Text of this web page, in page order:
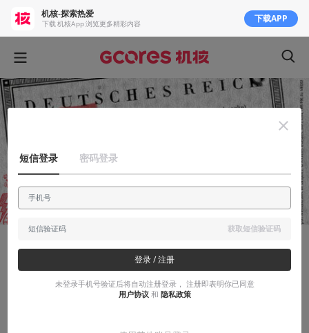
知识挖掘机
百年老店的黑历史（3）：永久中立国的泣
机核-探索热爱
下载 机核App 浏览更多精彩内容 下载APP
短信登录 密码登录
获取短信验证码
登录 / 注册
未登录手机号验证后将自动注册登录， 注册即表明你已同意
用户协议 和 隐私政策